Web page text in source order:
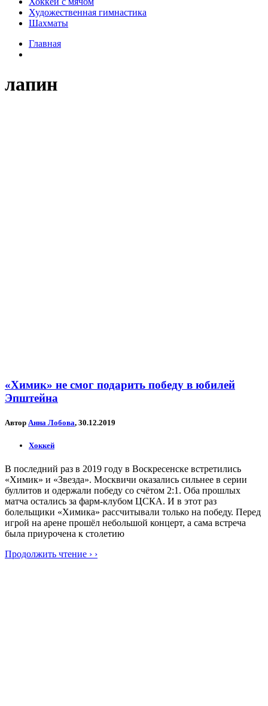
Художественная гимнастика
Шахматы
Главная
лапин
«Химик» не смог подарить победу в юбилей
Эпштейна
Автор Анна Лобова, 30.12.2019
Хоккей
В последний раз в 2019 году в Воскресенске встретились
«Химик» и «Звезда». Москвичи оказались сильнее в серии
буллитов и одержали победу со счётом 2:1. Оба прошлых
матча остались за фарм-клубом ЦСКА. И в этот раз
болельщики «Химика» рассчитывали только на победу. Перед
игрой на арене прошёл небольшой концерт, а сама встреча
была приурочена к столетию
Продолжить чтение › ›